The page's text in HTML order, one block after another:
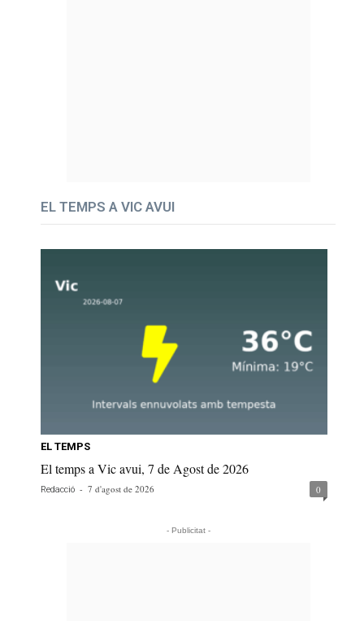
EL TEMPS A VIC AVUI
EL TEMPS
El temps a Vic avui, 7 de Agost de 2026
Redacció - 7 d'agost de 2026 0
- Publicitat -